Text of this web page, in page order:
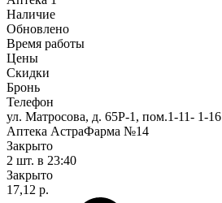
Наличие
Обновлено
Время работы
Цены
Скидки
Бронь
Телефон
ул. Матросова, д. 65Р-1, пом.1-11- 1-16
Аптека АстраФарма №14
Закрыто
2 шт. в 23:40
Закрыто
17,12 р.